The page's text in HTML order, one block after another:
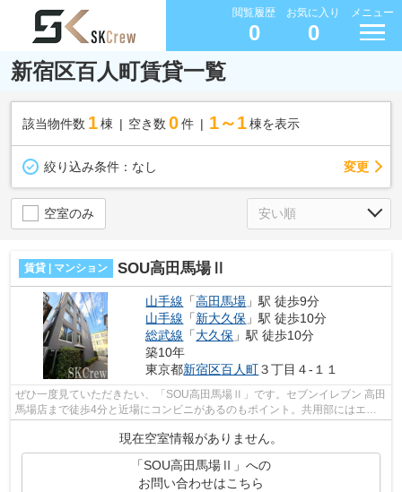
閲覧履歴
0
お気に入り
0
メニュー
新宿区百人町賃貸一覧
該当物件数 1棟 空き数 0 件 1～1 棟を表示
絞り込み条件： なし 変更
空室のみ
賃貸 | マンション SOU高田馬場Ⅱ
山手線 「高田馬場 」駅 徒歩9分
山手線 「新大久保 」駅 徒歩10分
総武線 「大久保 」駅 徒歩10分
築10年
東京都新宿区百人町３丁目４-１１
ぜひ一度見ていただきたい、「SOU高田馬場Ⅱ」です。セブンイレブン 高田
馬場店まで徒歩4分と近場にコンビニがあるのもポイント。共用部にはエレ
ベータ・敷地内ごみ置き場などが揃って...
現在空室情報がありません。
「SOU高田馬場Ⅱ」への
お問い合わせはこちら